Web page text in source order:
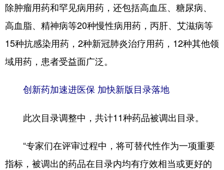
除肿瘤用药和罕见病用药，还包括高血压、糖尿病、
高血脂、精神病等20种慢性病用药，丙肝、艾滋病等
15种抗感染用药，2种新冠肺炎治疗用药，12种其他领
域用药，患者受益面广泛。
创新药加速进医保 加快新版目录落地
此次目录调整中，共计11种药品被调出目录。
“专家们在评审过程中，将可替代性作为一项重要
指标，被调出的药品在目录内均有疗效相当或更好的